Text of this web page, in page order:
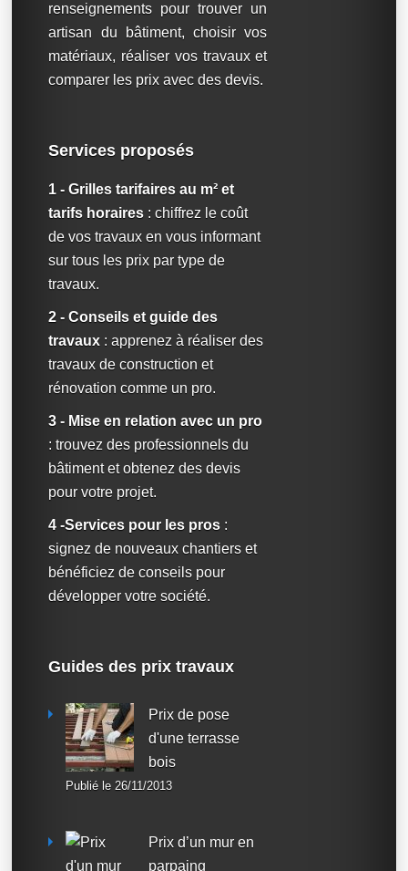
renseignements pour trouver un
artisan du bâtiment, choisir vos
matériaux, réaliser vos travaux et
comparer les prix avec des devis.
Services proposés
1 - Grilles tarifaires au m² et
tarifs horaires : chiffrez le coût
de vos travaux en vous informant
sur tous les prix par type de
travaux.
2 - Conseils et guide des
travaux : apprenez à réaliser des
travaux de construction et
rénovation comme un pro.
3 - Mise en relation avec un pro
: trouvez des professionnels du
bâtiment et obtenez des devis
pour votre projet.
4 -Services pour les pros :
signez de nouveaux chantiers et
bénéficiez de conseils pour
développer votre société.
Guides des prix travaux
Prix de pose
d'une terrasse
bois
Publié le 26/11/2013
Prix d’un mur en
parpaing